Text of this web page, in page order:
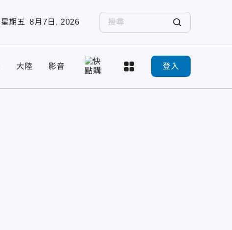
星期五 8月7日, 2026
大陸 影音 登入